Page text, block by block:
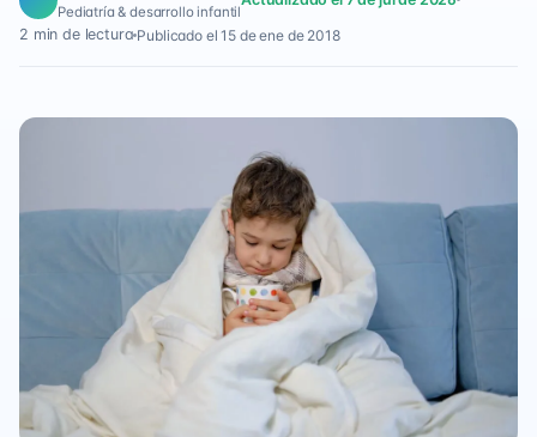
Pediatría & desarrollo infantil
2 min de lectura Publicado el 15 de ene de 2018